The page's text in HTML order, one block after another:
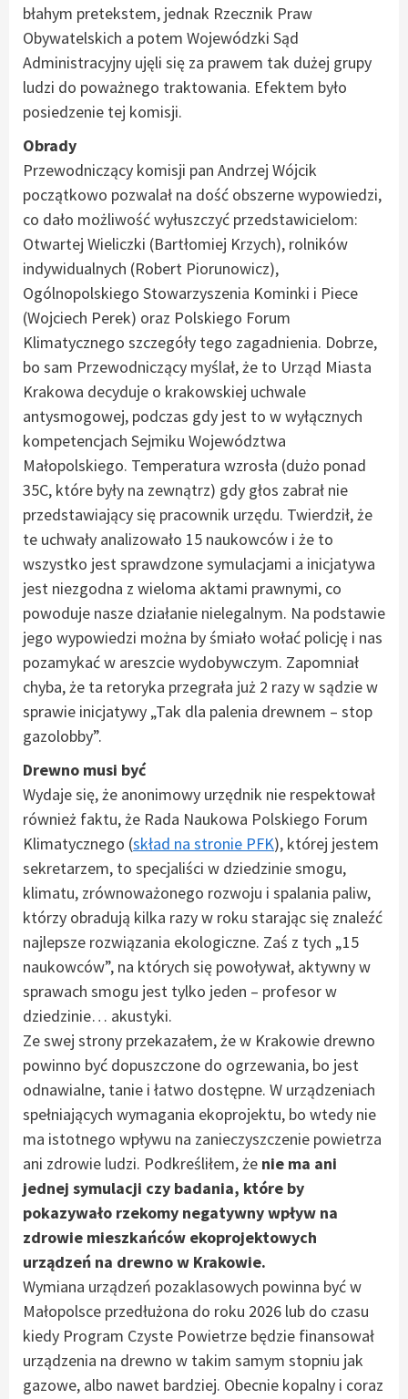
błahym pretekstem, jednak Rzecznik Praw
Obywatelskich a potem Wojewódzki Sąd
Administracyjny ujęli się za prawem tak dużej grupy
ludzi do poważnego traktowania. Efektem było
posiedzenie tej komisji.
Obrady
Przewodniczący komisji pan Andrzej Wójcik
początkowo pozwalał na dość obszerne wypowiedzi,
co dało możliwość wyłuszczyć przedstawicielom:
Otwartej Wieliczki (Bartłomiej Krzych), rolników
indywidualnych (Robert Piorunowicz),
Ogólnopolskiego Stowarzyszenia Kominki i Piece
(Wojciech Perek) oraz Polskiego Forum
Klimatycznego szczegóły tego zagadnienia. Dobrze,
bo sam Przewodniczący myślał, że to Urząd Miasta
Krakowa decyduje o krakowskiej uchwale
antysmogowej, podczas gdy jest to w wyłącznych
kompetencjach Sejmiku Województwa
Małopolskiego. Temperatura wzrosła (dużo ponad
35C, które były na zewnątrz) gdy głos zabrał nie
przedstawiający się pracownik urzędu. Twierdził, że
te uchwały analizowało 15 naukowców i że to
wszystko jest sprawdzone symulacjami a inicjatywa
jest niezgodna z wieloma aktami prawnymi, co
powoduje nasze działanie nielegalnym. Na podstawie
jego wypowiedzi można by śmiało wołać policję i nas
pozamykać w areszcie wydobywczym. Zapomniał
chyba, że ta retoryka przegrała już 2 razy w sądzie w
sprawie inicjatywy „Tak dla palenia drewnem – stop
gazolobby”.
Drewno musi być
Wydaje się, że anonimowy urzędnik nie respektował
również faktu, że Rada Naukowa Polskiego Forum
Klimatycznego (skład na stronie PFK), której jestem
sekretarzem, to specjaliści w dziedzinie smogu,
klimatu, zrównoważonego rozwoju i spalania paliw,
którzy obradują kilka razy w roku starając się znaleźć
najlepsze rozwiązania ekologiczne. Zaś z tych „15
naukowców”, na których się powoływał, aktywny w
sprawach smogu jest tylko jeden – profesor w
dziedzinie… akustyki.
Ze swej strony przekazałem, że w Krakowie drewno
powinno być dopuszczone do ogrzewania, bo jest
odnawialne, tanie i łatwo dostępne. W urządzeniach
spełniających wymagania ekoprojektu, bo wtedy nie
ma istotnego wpływu na zanieczyszczenie powietrza
ani zdrowie ludzi. Podkreśliłem, że nie ma ani
jednej symulacji czy badania, które by
pokazywało rzekomy negatywny wpływ na
zdrowie mieszkańców ekoprojektowych
urządzeń na drewno w Krakowie.
Wymiana urządzeń pozaklasowych powinna być w
Małopolsce przedłużona do roku 2026 lub do czasu
kiedy Program Czyste Powietrze będzie finansował
urządzenia na drewno w takim samym stopniu jak
gazowe, albo nawet bardziej. Obecnie kopalny i coraz